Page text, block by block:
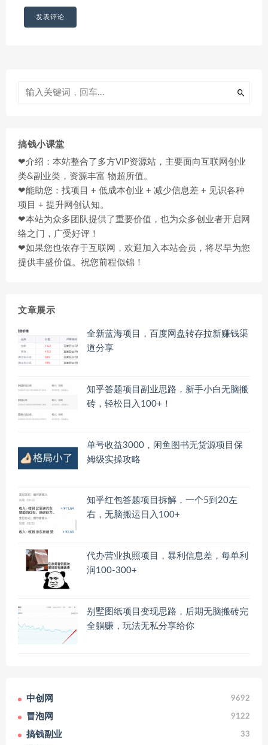
搞钱小课堂
❤介绍：本站整合了多方VIP资源站，主要面向互联网创业
类&副业类，资源丰富 物超所值。
❤能助您：找项目 + 低成本创业 + 减少信息差 + 见识各种
项目 + 提升网创认知。
❤本站为众多团队提供了重要价值，也为众多创业者开启网
络之门，广受好评！
❤如果您也依存于互联网，欢迎加入本站会员，将尽早为您
提供丰盛价值。祝您前程似锦！
文章展示
全新蓝海项目，百度网盘转存拉新赚钱渠
道分享
知乎答题项目副业思路，新手小白无脑搬
砖，轻松日入100+！
单号收益3000，闲鱼图书无货源项目保
姆级实操攻略
知乎红包答题项目拆解，一个5到20左
右，无脑搬运日入100+
代办营业执照项目，暴利信息差，每单利
润100-300+
别墅图纸项目变现思路，后期无脑搬砖完
全躺赚，玩法无私分享给你
中创网 9692
冒泡网 9122
搞钱副业 33